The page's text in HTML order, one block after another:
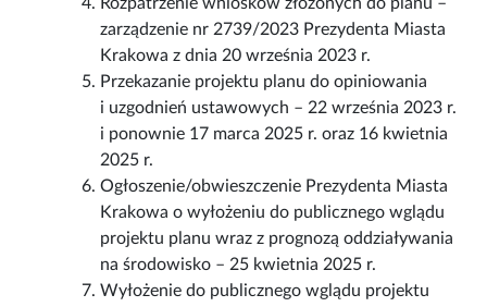
zarządzenie nr 2739/2023 Prezydenta Miasta
Krakowa z dnia 20 września 2023 r.
Przekazanie projektu planu do opiniowania
i uzgodnień ustawowych – 22 września 2023 r.
i ponownie 17 marca 2025 r. oraz 16 kwietnia
2025 r.
Ogłoszenie/obwieszczenie Prezydenta Miasta
Krakowa o wyłożeniu do publicznego wglądu
projektu planu wraz z prognozą oddziaływania
na środowisko – 25 kwietnia 2025 r.
Wyłożenie do publicznego wglądu projektu